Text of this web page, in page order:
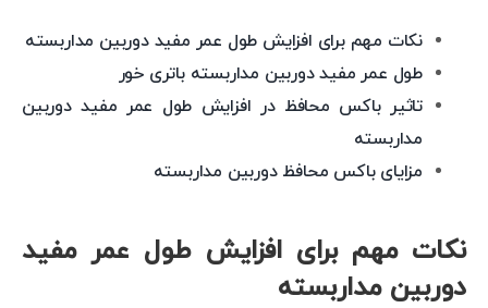
نکات مهم برای افزایش طول عمر مفید دوربین مداربسته
طول عمر مفید دوربین مداربسته باتری خور
تاثیر باکس محافظ در افزایش طول عمر مفید دوربین
مداربسته
مزایای باکس محافظ دوربین مداربسته
نکات مهم برای افزایش طول عمر مفید
دوربین مداربسته